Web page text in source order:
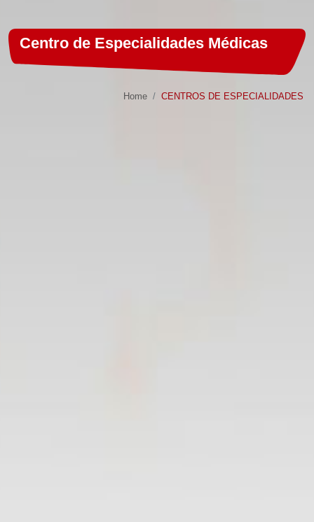
Centro de Especialidades Médicas
Home CENTROS DE ESPECIALIDADES